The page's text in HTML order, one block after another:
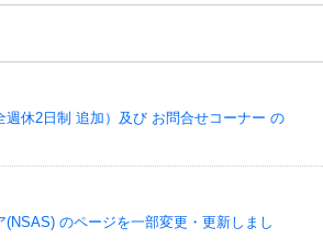
週休2日制 追加）及び お問合せコーナー の
(NSAS) のページを一部変更・更新しまし